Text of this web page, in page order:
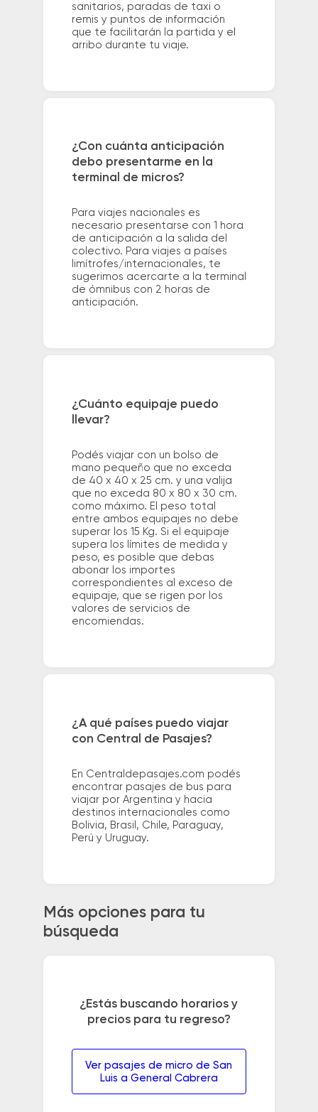
sanitarios, paradas de taxi o
remis y puntos de información
que te facilitarán la partida y el
arribo durante tu viaje.
¿Con cuánta anticipación
debo presentarme en la
terminal de micros?
Para viajes nacionales es
necesario presentarse con 1 hora
de anticipación a la salida del
colectivo. Para viajes a países
limítrofes/internacionales, te
sugerimos acercarte a la terminal
de ómnibus con 2 horas de
anticipación.
¿Cuánto equipaje puedo
llevar?
Podés viajar con un bolso de
mano pequeño que no exceda
de 40 x 40 x 25 cm. y una valija
que no exceda 80 x 80 x 30 cm.
como máximo. El peso total
entre ambos equipajes no debe
superar los 15 Kg. Si el equipaje
supera los límites de medida y
peso, es posible que debas
abonar los importes
correspondientes al exceso de
equipaje, que se rigen por los
valores de servicios de
encomiendas.
¿A qué países puedo viajar
con Central de Pasajes?
En Centraldepasajes.com podés
encontrar pasajes de bus para
viajar por Argentina y hacia
destinos internacionales como
Bolivia, Brasil, Chile, Paraguay,
Perú y Uruguay.
Más opciones para tu
búsqueda
¿Estás buscando horarios y
precios para tu regreso?
Ver pasajes de micro de San
Luis a General Cabrera